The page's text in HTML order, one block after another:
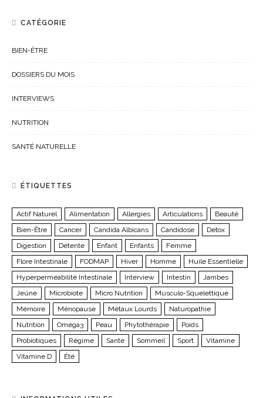
CATÉGORIE
BIEN-ÊTRE
DOSSIERS DU MOIS
INTERVIEWS
NUTRITION
SANTÉ NATURELLE
ÉTIQUETTES
Actif Naturel Alimentation Allergies Articulations
Beauté
Bien-Être
Cancer Candida Albicans Candidose
Detox
Digestion
Détente Enfant Enfants
Femme
Flore Intestinale
FODMAP Hiver Homme
Huile Essentielle
Hyperperméabilité Intestinale
Interview Intestin
Jambes
Jeûne
Microbiote Micro Nutrition
Musculo-Squelettique
Mémoire
Ménopause Métaux Lourds
Naturopathie
Nutrition
Oméga3 Peau Phytothérapie
Poids
Probiotiques
Régime Santé Sommeil Sport
Vitamine
Vitamine D
Été